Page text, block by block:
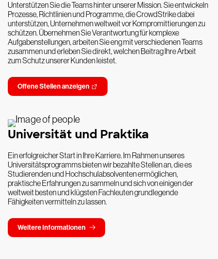
Unterstützen Sie die Teams hinter unserer Mission. Sie entwickeln
Prozesse, Richtlinien und Programme, die CrowdStrike dabei
unterstützen, Unternehmen weltweit vor Kompromittierungen zu
schützen. Übernehmen Sie Verantwortung für komplexe
Aufgabenstellungen, arbeiten Sie eng mit verschiedenen Teams
zusammen und erleben Sie direkt, welchen Beitrag Ihre Arbeit
zum Schutz unserer Kunden leistet.
Offene Stellen anzeigen
Universität und Praktika
Ein erfolgreicher Start in Ihre Karriere. Im Rahmen unseres
Universitätsprogramms bieten wir bezahlte Stellen an, die es
Studierenden und Hochschulabsolventen ermöglichen,
praktische Erfahrungen zu sammeln und sich von einigen der
weltweit besten und klügsten Fachleuten grundlegende
Fähigkeiten vermitteln zu lassen.
Weitere Informationen